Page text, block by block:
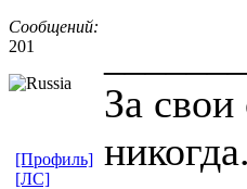
Сообщений:
201
За
[Профиль]
[ЛС]